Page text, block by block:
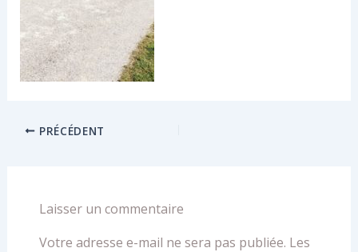
PRÉCÉDENT
Laisser un commentaire
Votre adresse e-mail ne sera pas publiée. Les